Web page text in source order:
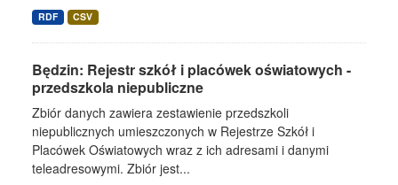
RDF CSV
Będzin: Rejestr szkół i placówek oświatowych -
przedszkola niepubliczne
Zbiór danych zawiera zestawienie przedszkoli
niepublicznych umieszczonych w Rejestrze Szkół i
Placówek Oświatowych wraz z ich adresami i danymi
teleadresowymi. Zbiór jest...